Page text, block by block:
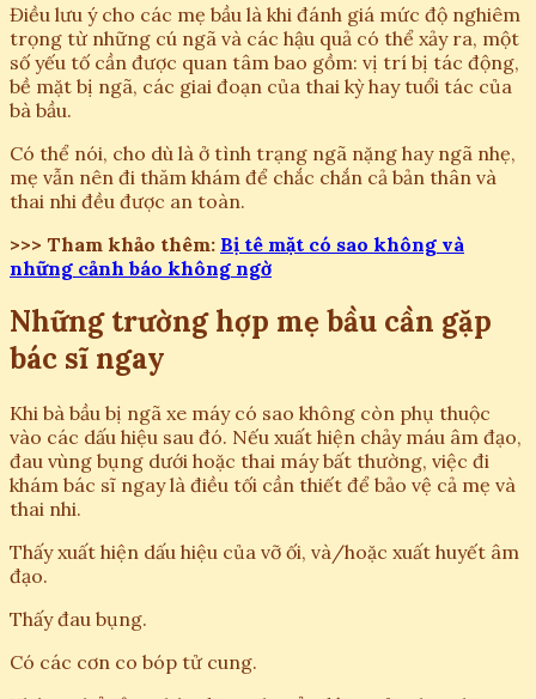
Điều lưu ý cho các mẹ bầu là khi đánh giá mức độ nghiêm
trọng từ những cú ngã và các hậu quả có thể xảy ra, một
số yếu tố cần được quan tâm bao gồm: vị trí bị tác động,
bề mặt bị ngã, các giai đoạn của thai kỳ hay tuổi tác của
bà bầu.
Có thể nói, cho dù là ở tình trạng ngã nặng hay ngã nhẹ,
mẹ vẫn nên đi thăm khám để chắc chắn cả bản thân và
thai nhi đều được an toàn.
>>> Tham khảo thêm: Bị tê mặt có sao không và
những cảnh báo không ngờ
Những trường hợp mẹ bầu cần gặp
bác sĩ ngay
Khi bà bầu bị ngã xe máy có sao không còn phụ thuộc
vào các dấu hiệu sau đó. Nếu xuất hiện chảy máu âm đạo,
đau vùng bụng dưới hoặc thai máy bất thường, việc đi
khám bác sĩ ngay là điều tối cần thiết để bảo vệ cả mẹ và
thai nhi.
Thấy xuất hiện dấu hiệu của vỡ ối, và/hoặc xuất huyết âm
đạo.
Thấy đau bụng.
Có các cơn co bóp tử cung.